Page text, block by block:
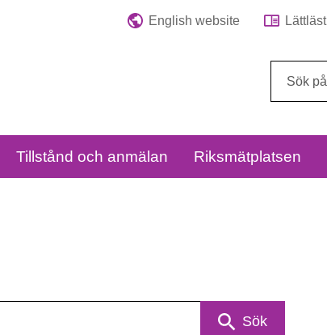
English website Lättläst
Tillstånd och anmälan Riksmätplatsen
Sök